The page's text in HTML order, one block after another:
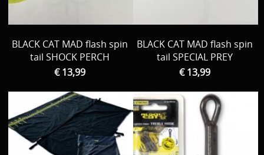
BLACK CAT MAD flash spin
tail SHOCK PERCH
€ 13,99
BLACK CAT MAD flash spin
tail SPECIAL PREY
€ 13,99